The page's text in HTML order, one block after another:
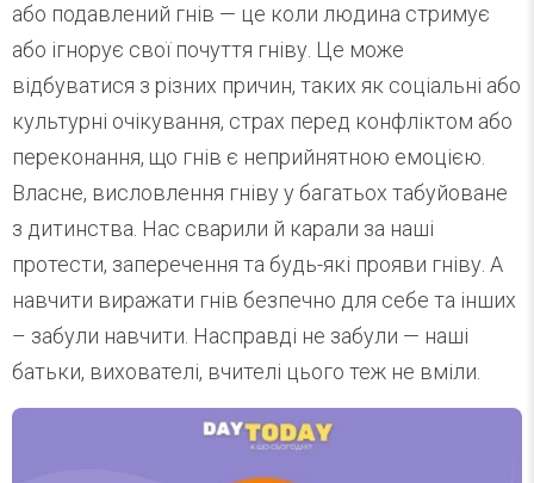
або подавлений гнів — це коли людина стримує
або ігнорує свої почуття гніву. Це може
відбуватися з різних причин, таких як соціальні або
культурні очікування, страх перед конфліктом або
переконання, що гнів є неприйнятною емоцією.
Власне, висловлення гніву у багатьох табуйоване
з дитинства. Нас сварили й карали за наші
протести, заперечення та будь-які прояви гніву. А
навчити виражати гнів безпечно для себе та інших
– забули навчити. Насправді не забули — наші
батьки, вихователі, вчителі цього теж не вміли.